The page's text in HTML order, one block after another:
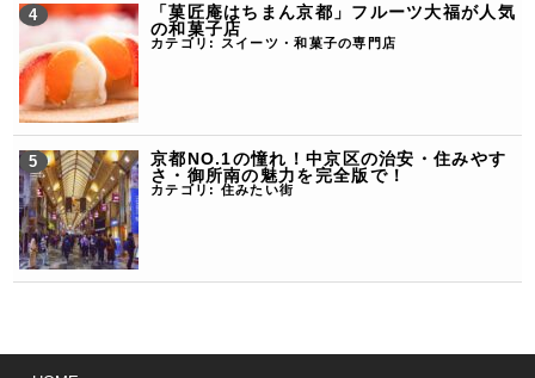
「菓匠庵はちまん京都」フルーツ大福が人気
の和菓子店
カテゴリ: スイーツ・和菓子の専門店
京都NO.1の憧れ！中京区の治安・住みやす
さ・御所南の魅力を完全版で！
カテゴリ: 住みたい街